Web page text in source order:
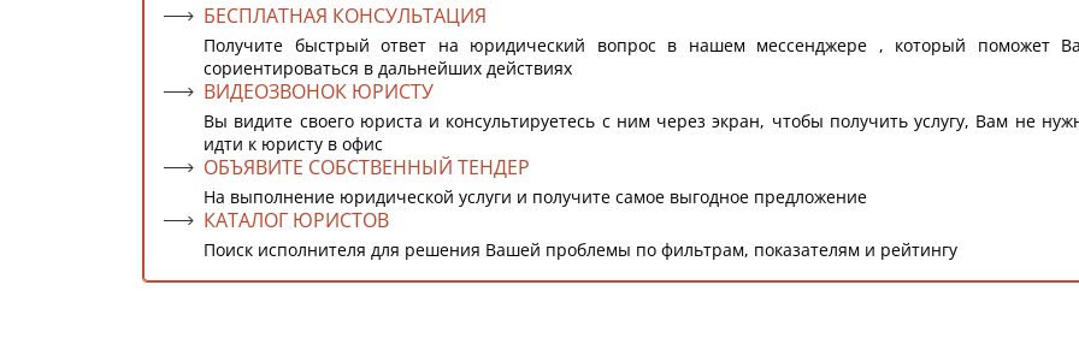
БЕСПЛАТНАЯ КОНСУЛЬТАЦИЯ
Получите быстрый ответ на юридический вопрос в нашем мессенджере , который поможет
сориентироваться в дальнейших действиях
ВИДЕОЗВОНОК ЮРИСТУ
Вы видите своего юриста и консультируетесь с ним через экран, чтобы получить услугу, Вам не
идти к юристу в офис
ОБЪЯВИТЕ СОБСТВЕННЫЙ ТЕНДЕР
На выполнение юридической услуги и получите самое выгодное предложение
КАТАЛОГ ЮРИСТОВ
Поиск исполнителя для решения Вашей проблемы по фильтрам, показателям и рейтингу